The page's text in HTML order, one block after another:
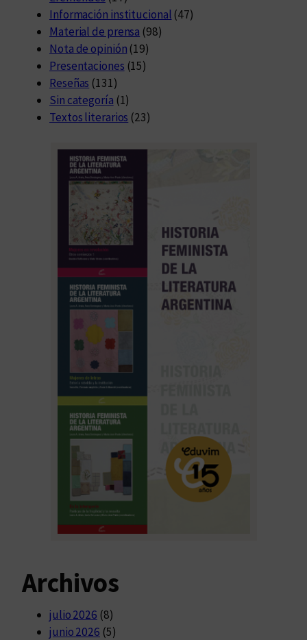
Información institucional (47)
Material de prensa (98)
Nota de opinión (19)
Presentaciones (15)
Reseñas (131)
Sin categoría (1)
Textos literarios (23)
Archivos
julio 2026 (8)
junio 2026 (5)